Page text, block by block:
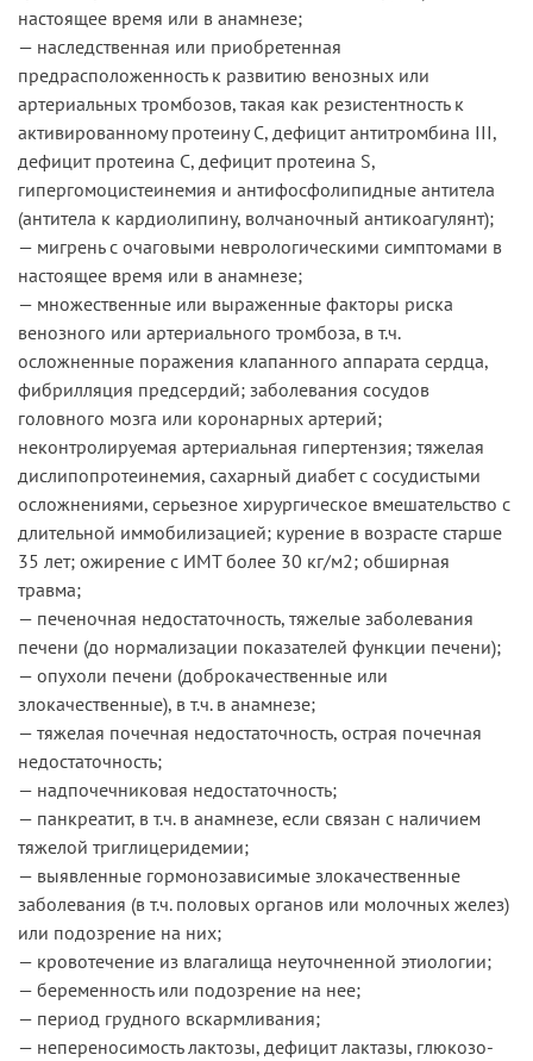
настоящее время или в анамнезе;
— наследственная или приобретенная
предрасположенность к развитию венозных или
артериальных тромбозов, такая как резистентность к
активированному протеину С, дефицит антитромбина III,
дефицит протеина C, дефицит протеина S,
гипергомоцистеинемия и антифосфолипидные антитела
(антитела к кардиолипину, волчаночный антикоагулянт);
— мигрень с очаговыми неврологическими симптомами в
настоящее время или в анамнезе;
— множественные или выраженные факторы риска
венозного или артериального тромбоза, в т.ч.
осложненные поражения клапанного аппарата сердца,
фибрилляция предсердий; заболевания сосудов
головного мозга или коронарных артерий;
неконтролируемая артериальная гипертензия; тяжелая
дислипопротеинемия, сахарный диабет с сосудистыми
осложнениями, серьезное хирургическое вмешательство с
длительной иммобилизацией; курение в возрасте старше
35 лет; ожирение с ИМТ более 30 кг/м2; обширная
травма;
— печеночная недостаточность, тяжелые заболевания
печени (до нормализации показателей функции печени);
— опухоли печени (доброкачественные или
злокачественные), в т.ч. в анамнезе;
— тяжелая почечная недостаточность, острая почечная
недостаточность;
— надпочечниковая недостаточность;
— панкреатит, в т.ч. в анамнезе, если связан с наличием
тяжелой триглицеридемии;
— выявленные гормонозависимые злокачественные
заболевания (в т.ч. половых органов или молочных желез)
или подозрение на них;
— кровотечение из влагалища неуточненной этиологии;
— беременность или подозрение на нее;
— период грудного вскармливания;
— непереносимость лактозы, дефицит лактазы, глюкозо-